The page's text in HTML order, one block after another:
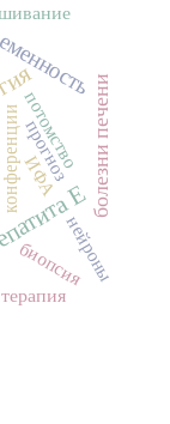
Е
болезни печени
конференциипотомство
биопсиянейроны
ИФА
прогноз